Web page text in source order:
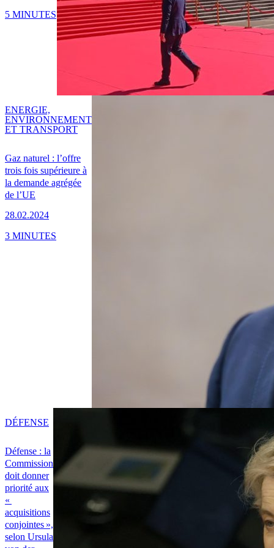
5 MINUTES
Gaz naturel : l’offre
trois fois supérieure à
la demande agrégée
de l’UE
28.02.2024
ENERGIE,
ENVIRONNEMENT
ET TRANSPORT
3 MINUTES
Défense : la
Commission
doit donner
priorité aux
«
acquisitions
conjointes »,
selon Ursula
DÉFENSE